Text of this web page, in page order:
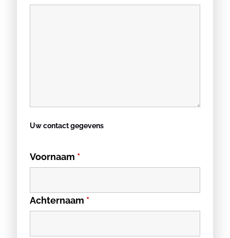
Uw contact gegevens
Voornaam *
Achternaam *